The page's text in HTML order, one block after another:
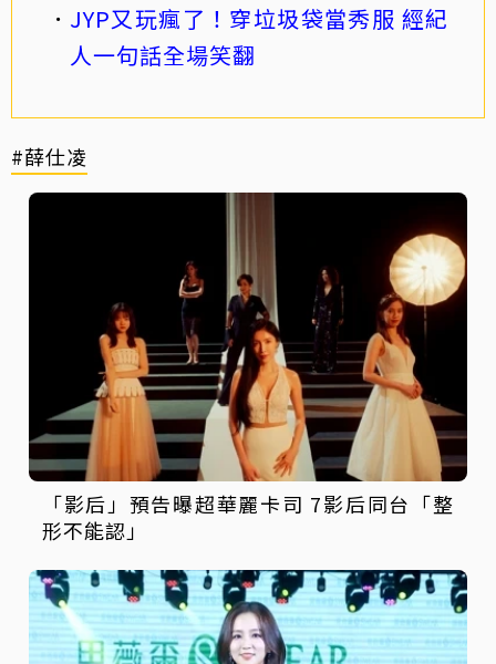
JYP又玩瘋了！穿垃圾袋當秀服 經紀
人一句話全場笑翻
#薛仕凌
「影后」預告曝超華麗卡司 7影后同台「整
形不能認」